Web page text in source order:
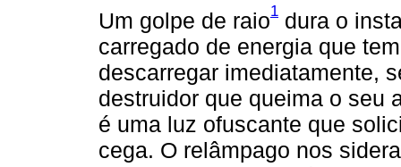
Um golpe de raio1 dura o
carregado de energia que
descarregar imediatamente,
destruidor que queima o seu
é uma luz ofuscante que
cega. O relâmpago nos